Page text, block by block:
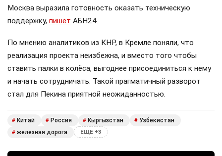
Москва выразила готовность оказать техническую
поддержку, пишет АБН24.
По мнению аналитиков из КНР, в Кремле поняли, что
реализация проекта неизбежна, и вместо того чтобы
ставить палки в колёса, выгоднее присоединиться к нему
и начать сотрудничать. Такой прагматичный разворот
стал для Пекина приятной неожиданностью.
# Китай # Россия # Кыргызстан # Узбекистан
# железная дорога ЕЩЕ +3